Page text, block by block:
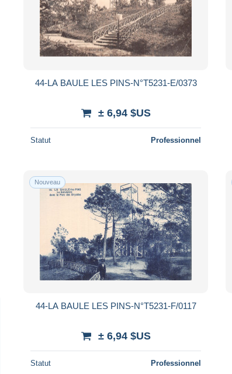
44-LA BAULE LES PINS-N°T5231-E/0373
± 6,94 $US
Statut Professionnel
Nouveau
44-LA BAULE LES PINS-N°T5231-F/0117
± 6,94 $US
Statut Professionnel